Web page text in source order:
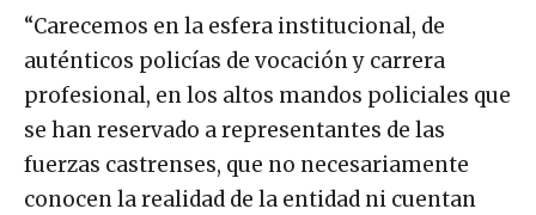
“Carecemos en la esfera institucional, de
auténticos policías de vocación y carrera
profesional, en los altos mandos policiales que
se han reservado a representantes de las
fuerzas castrenses, que no necesariamente
conocen la realidad de la entidad ni cuentan